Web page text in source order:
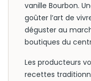
vanille Bourbon.
goûter l’art de
déguster au
boutiques du
Les producteurs
recettes